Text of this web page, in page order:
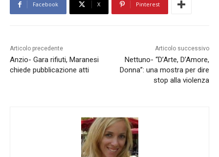
Facebook X Pinterest
Articolo precedente
Anzio- Gara rifiuti, Maranesi
chiede pubblicazione atti
Articolo successivo
Nettuno- “D’Arte, D’Amore,
Donna”: una mostra per dire
stop alla violenza